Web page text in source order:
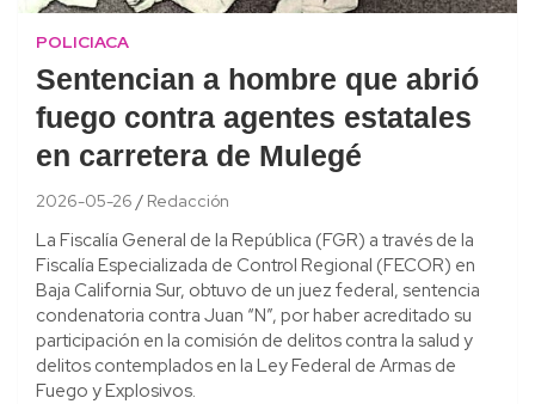
POLICIACA
Sentencian a hombre que abrió
fuego contra agentes estatales
en carretera de Mulegé
2026-05-26 Redacción
La Fiscalía General de la República (FGR) a través de la
Fiscalía Especializada de Control Regional (FECOR) en
Baja California Sur, obtuvo de un juez federal, sentencia
condenatoria contra Juan “N”, por haber acreditado su
participación en la comisión de delitos contra la salud y
delitos contemplados en la Ley Federal de Armas de
Fuego y Explosivos.